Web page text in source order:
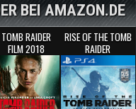
BEI AMAZON.DE
TOMB RAIDER
FILM 2018
RISE OF THE TOMB
RAIDER